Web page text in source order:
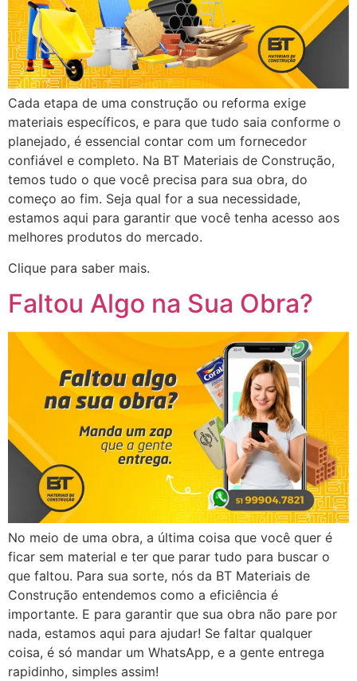
Cada etapa de uma construção ou reforma exige
materiais específicos, e para que tudo saia conforme o
planejado, é essencial contar com um fornecedor
confiável e completo. Na BT Materiais de Construção,
temos tudo o que você precisa para sua obra, do
começo ao fim. Seja qual for a sua necessidade,
estamos aqui para garantir que você tenha acesso aos
melhores produtos do mercado.
Clique para saber mais.
Faltou Algo na Sua Obra?
No meio de uma obra, a última coisa que você quer é
ficar sem material e ter que parar tudo para buscar o
que faltou. Para sua sorte, nós da BT Materiais de
Construção entendemos como a eficiência é
importante. E para garantir que sua obra não pare por
nada, estamos aqui para ajudar! Se faltar qualquer
coisa, é só mandar um WhatsApp, e a gente entrega
rapidinho, simples assim!